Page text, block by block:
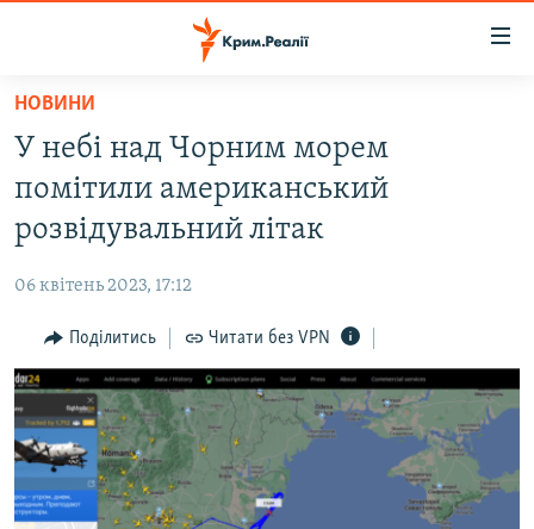
Перейти
основного
матеріалу
Перейти
до
основної
Перейти
до
пошуку
НОВИНИ
ВІДЕО ТА ФОТО
БЛОГИ
ПОГЛЯД
ІНТЕРВ'Ю
ВСЕ ЗА ДЕНЬ
СПЕЦПРОЕКТИ
ДЕПОРТАЦІЯ
ЯК ОБІЙТИ БЛОКУВАННЯ
НОВИНИ
У небі над Чорним морем
помітили американський
розвідувальний літак
06 квітень 2023, 17:12
Поділитись Читати без VPN